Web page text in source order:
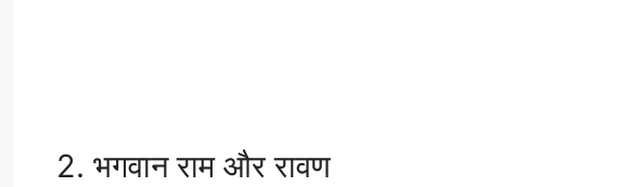
2. भगवान राम और रावण